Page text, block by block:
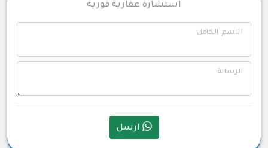
استشارة عقارية فورية
الاسم الكامل
الرسالة
ارسل